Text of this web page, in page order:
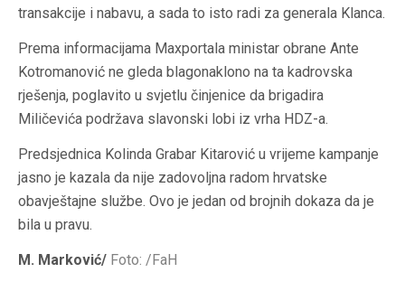
transakcije i nabavu, a sada to isto radi za generala Klanca.
Prema informacijama Maxportala ministar obrane Ante
Kotromanović ne gleda blagonaklono na ta kadrovska
rješenja, poglavito u svjetlu činjenice da brigadira
Miličevića podržava slavonski lobi iz vrha HDZ-a.
Predsjednica Kolinda Grabar Kitarović u vrijeme kampanje
jasno je kazala da nije zadovoljna radom hrvatske
obavještajne službe. Ovo je jedan od brojnih dokaza da je
bila u pravu.
M. Marković/ Foto: /FaH